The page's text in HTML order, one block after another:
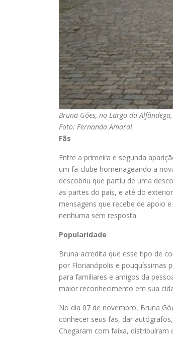
Bruna Góes, no Largo da
Foto: Fernanda Amaral.
Fãs
Entre a primeira e segunda
um fã-clube homenageando a
descobriu que partiu de uma
as partes do país, e até do
mensagens que recebe de apoio
nenhuma sem resposta.
Popularidade
Bruna acredita que esse tipo de
por Florianópolis e pouquíssimas
para familiares e amigos da
maior reconhecimento em sua
No dia 07 de novembro, Bruna
conhecer seus fãs, dar
Chegaram com faixa,